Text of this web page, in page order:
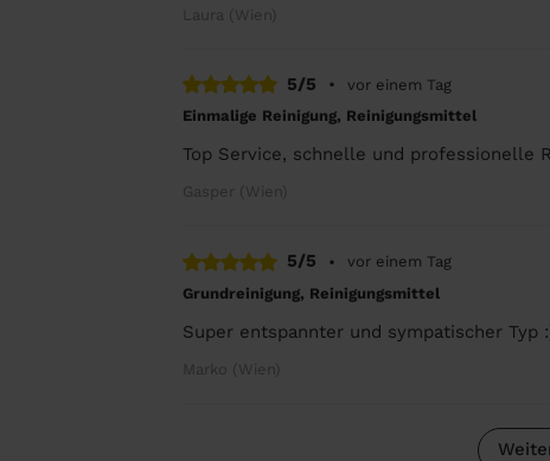
Laura (Wien)
5/5 •
vor einem Tag
Einmalige Reinigung, Reinigungsmittel
Top Service, schnelle und professionelle
Gasper (Wien)
5/5 •
vor einem Tag
Grundreinigung, Reinigungsmittel
Super entspannter und sympatischer
Marko (Wien)